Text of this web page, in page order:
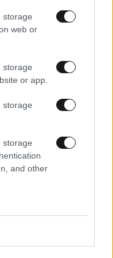
storage
web or
storage
or app.
storage
storage
and other
Μπόρα: